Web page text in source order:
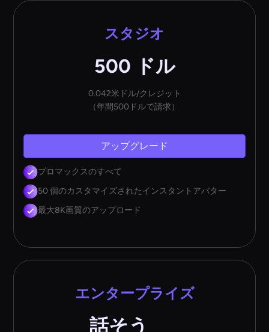
スタジオ
500 ドル
0.042米ドル/クレジット
（年間500ドルで請求）
アップグレード
プロマックスのすべて
50 個のカスタマイズされたインスタントアバター
最大8K画質のアップロード
エンタープライズ
話そう